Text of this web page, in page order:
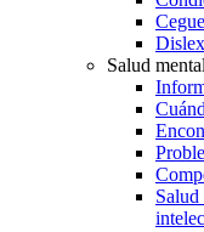
Salud
Salud